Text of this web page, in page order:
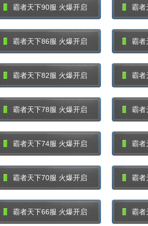
霸者天下90服 火爆开启 霸者
霸者天下86服 火爆开启 霸者
霸者天下82服 火爆开启 霸者
霸者天下78服 火爆开启 霸者
霸者天下74服 火爆开启 霸者
霸者天下70服 火爆开启 霸者
霸者天下66服 火爆开启 霸者